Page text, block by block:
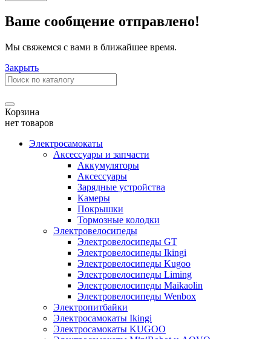
Ваше сообщение отправлено!
Мы свяжемся с вами в ближайшее время.
Закрыть
Корзина
нет товаров
Электросамокаты
Аксессуары и запчасти
Аккумуляторы
Аксессуары
Зарядные устройства
Камеры
Покрышки
Тормозные колодки
Электровелосипеды
Электровелосипеды GT
Электровелосипеды Ikingi
Электровелосипеды Kugoo
Электровелосипеды Liming
Электровелосипеды Maikaolin
Электровелосипеды Wenbox
Электропитбайки
Электросамокаты Ikingi
Электросамокаты KUGOO